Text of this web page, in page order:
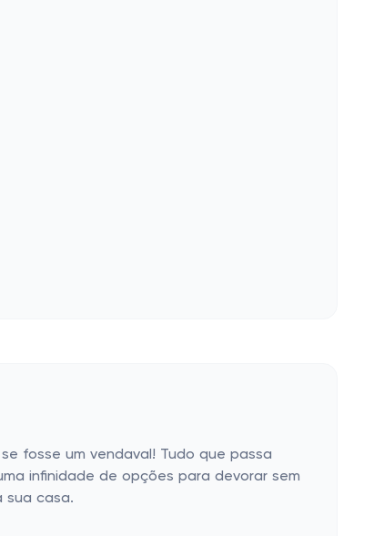
fosse um vendaval! Tudo que passa
infinidade de opções para devorar sem
sua casa.